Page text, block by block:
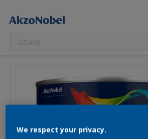
We respect your privacy.